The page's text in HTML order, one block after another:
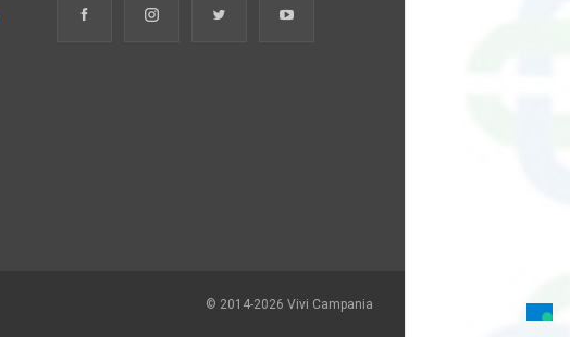
© 2014-2026 Vivi Campania